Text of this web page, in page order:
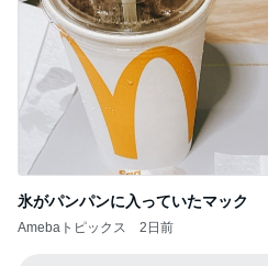
氷がパンパンに入っていたマック
Amebaトピックス 2日前